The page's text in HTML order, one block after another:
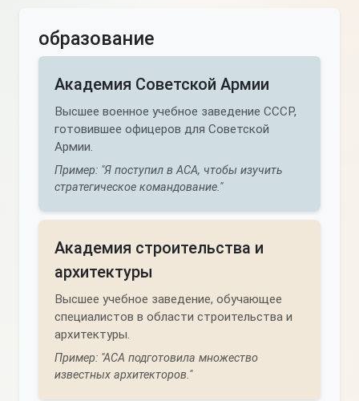
образование
Академия Советской Армии
Высшее военное учебное заведение СССР,
готовившее офицеров для Советской
Армии.
Пример: "Я поступил в АСА, чтобы изучить
стратегическое командование."
Академия строительства и
архитектуры
Высшее учебное заведение, обучающее
специалистов в области строительства и
архитектуры.
Пример: "АСА подготовила множество
известных архитекторов."